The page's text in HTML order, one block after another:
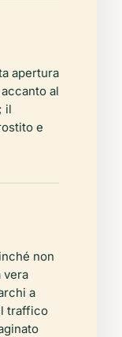
apertura
al
il
e
non
vera
a
traffico